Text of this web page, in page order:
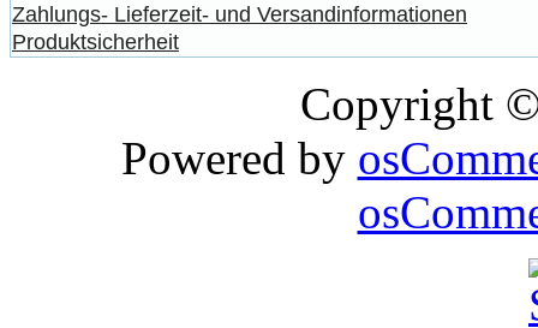
Zahlungs- Lieferzeit- und Versandinformationen
Produktsicherheit
Copyright
Powered by